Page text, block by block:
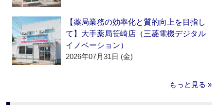
【薬局業務の効率化と質的向上を目指し
て】大手薬局笹崎店（三菱電機デジタル
イノベーション）
2026年07月31日 (金)
もっと見る »